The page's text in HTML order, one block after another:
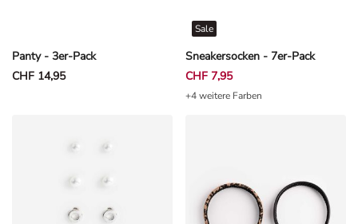
Panty - 3er-Pack
CHF 14,95
Sneakersocken - 7er-Pack
Sale
CHF 7,95
+4 weitere Farben